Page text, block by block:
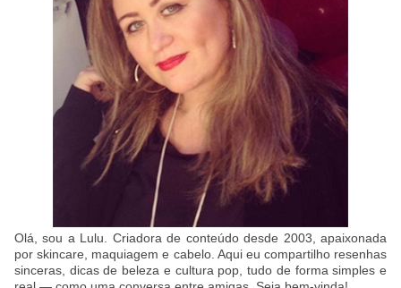
Olá, sou a Lulu. Criadora de conteúdo desde 2003, apaixonada
por skincare, maquiagem e cabelo. Aqui eu compartilho resenhas
sinceras, dicas de beleza e cultura pop, tudo de forma simples e